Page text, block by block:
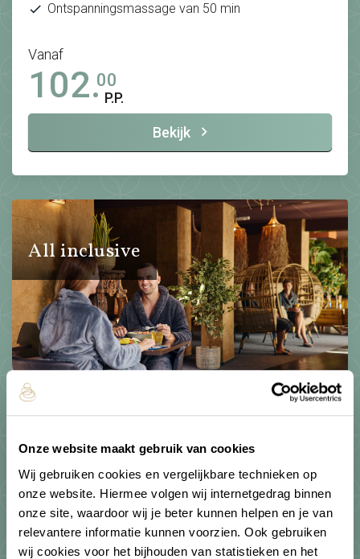
Onze website maakt gebruik van cookies
Wij gebruiken cookies en vergelijkbare technieken op
onze website. Hiermee volgen wij internetgedrag binnen
onze site, waardoor wij je beter kunnen helpen en je van
relevantere informatie kunnen voorzien. Ook gebruiken
wij cookies voor het bijhouden van statistieken en het
Ontspanningsmassage van 50 min
Vanaf
102.00
P.P.
Bekijk
All inclusive
Koffie of thee met gebak
Hoofdgerecht naar keuze
Dessert naar keuze
3 drankjes naar keuze (non-alcoholisch)*
Behandeling naar keuze van 25 min**